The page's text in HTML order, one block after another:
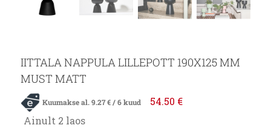
IITTALA NAPPULA LILLEPOTT 190X125 MM
MUST MATT
Kuumakse al.9.27€/ 6 kuud 54.50 €
Ainult 2 laos